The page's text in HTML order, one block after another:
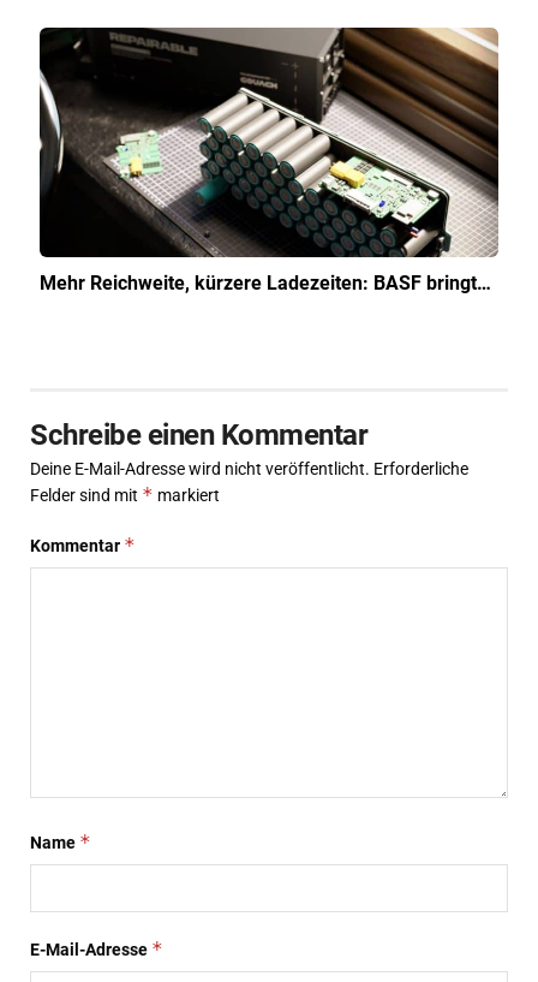
Mehr Reichweite, kürzere Ladezeiten: BASF bringt…
Schreibe einen Kommentar
Deine E-Mail-Adresse wird nicht veröffentlicht. Erforderliche
Felder sind mit * markiert
Kommentar *
Name *
E-Mail-Adresse *